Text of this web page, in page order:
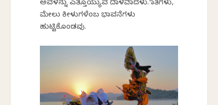
ಅವಳನ್ನು ಎತ್ತೊಯ್ಯುವ ದಾಳವಾದಳು. ಜಾತಿಗಳು,
ಮೇಲು ಕೀಳುಗಳೆಂಬ ಭಾವನೆಗಳು
ಹುಟ್ಟಿಕೊಂಡವು.